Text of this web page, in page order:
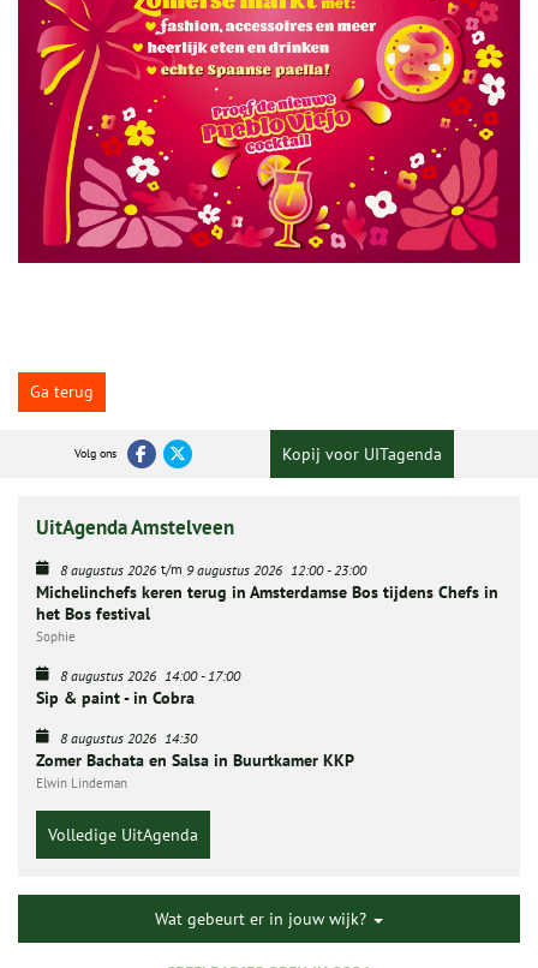
Ga terug
Volg ons Kopij voor UITagenda
UitAgenda Amstelveen
8 augustus 2026 t/m 9 augustus 2026 12:00-23:00
Michelinchefs keren terug in Amsterdamse Bos tijdens Chefs in
het Bos festival
Sophie
8 augustus 2026 14:00-17:00
Sip & paint - in Cobra
8 augustus 2026 14:30
Zomer Bachata en Salsa in Buurtkamer KKP
Elwin Lindeman
Volledige UitAgenda
Wat gebeurt er in jouw wijk?